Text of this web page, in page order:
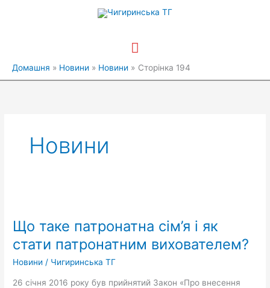
Головне
меню
Домашня Новини Новини Сторінка 194
Новини
Що таке патронатна сім’я і як
стати патронатним вихователем?
Новини / Чигиринська ТГ
26 січня 2016 року був прийнятий Закон «Про внесення
патронатна
і
як
стати